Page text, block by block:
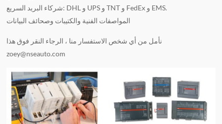
شركاء البريد السريع: DHL و UPS و TNT و FedEx و EMS.
المواصفات الفنية والكتيبات وصحائف البيانات
نأمل من أي شخص الاستفسار منا ، الرجاء النقر فوق هذا
zoey@nseauto.com